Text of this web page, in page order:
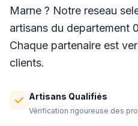
Marne ? Notre reseau
artisans du departement
Chaque partenaire est
clients.
Artisans Qualifiés
Vérification rigoureuse des